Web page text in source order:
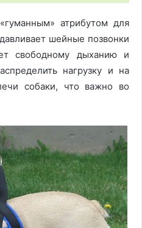
атрибутом для
шейные позвонки
свободному дыханию и
нагрузку и на
собаки, что важно во